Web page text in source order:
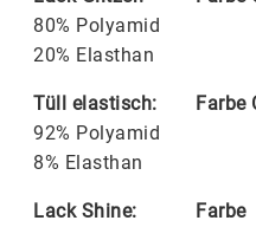
80% Polyamid
20% Elasthan
Tüll elastisch:
92% Polyamid
8% Elasthan
Farbe
Lack Shine:
Farbe